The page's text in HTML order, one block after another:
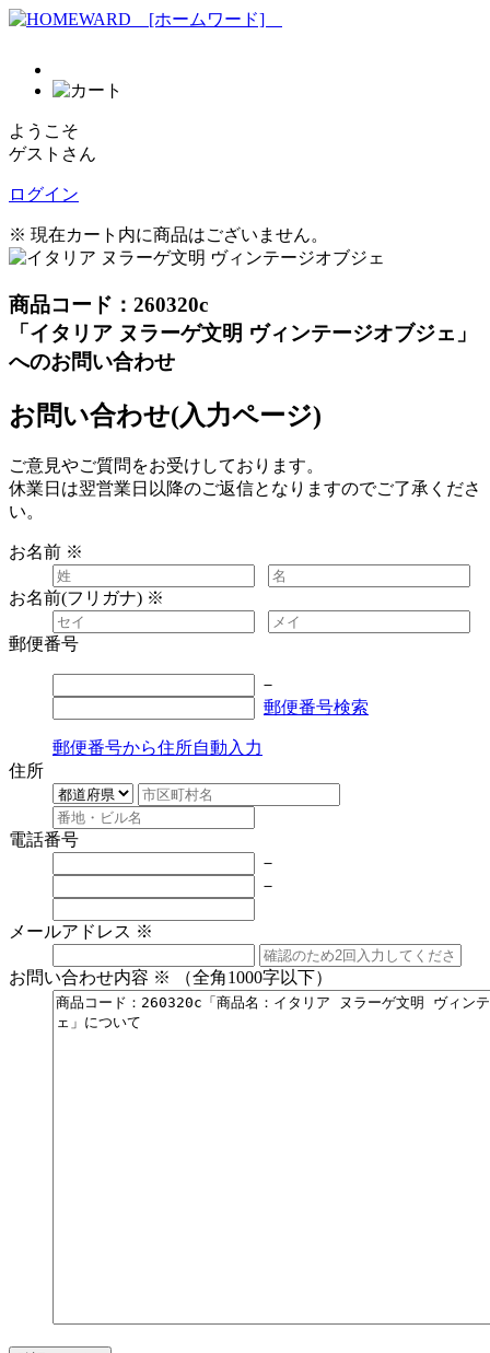
ようこそ
ゲストさん
ログイン
※ 現在カート内に商品はございません。
商品コード：260320c
「イタリア ヌラーゲ文明 ヴィンテージオブジェ」
へのお問い合わせ
お問い合わせ(入力ページ)
ご意見やご質問をお受けしております。
休業日は翌営業日以降のご返信となりますのでご了承くださ
い。
お名前 ※
お名前(フリガナ) ※
郵便番号
－
郵便番号検索
郵便番号から住所自動入力
住所
電話番号
－
－
メールアドレス ※
お問い合わせ内容 ※ （全角1000字以下）